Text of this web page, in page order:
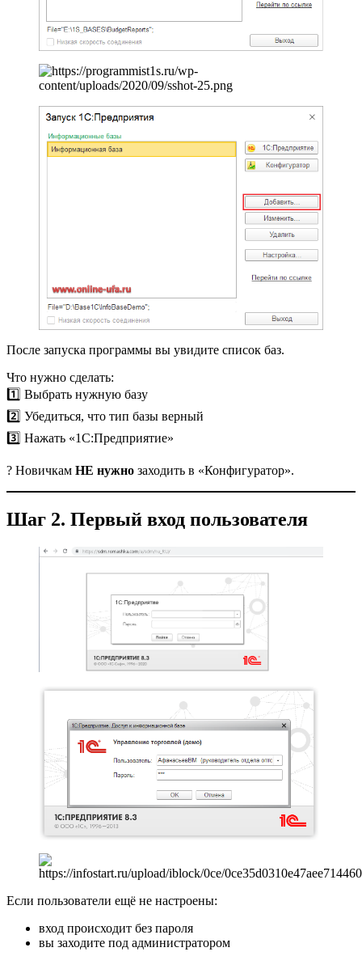
После запуска программы вы увидите список баз.
Что нужно сделать:
1️⃣ Выбрать нужную базу
2️⃣ Убедиться, что тип базы верный
3️⃣ Нажать «1С:Предприятие»
? Новичкам НЕ нужно заходить в «Конфигуратор».
Шаг 2. Первый вход пользователя
Если пользователи ещё не настроены:
вход происходит без пароля
вы заходите под администратором